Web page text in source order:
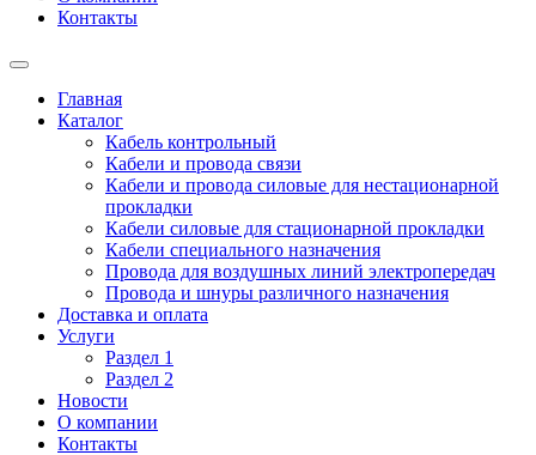
Контакты
Главная
Каталог
Кабель контрольный
Кабели и провода связи
Кабели и провода силовые для нестационарной
прокладки
Кабели силовые для стационарной прокладки
Кабели специального назначения
Провода для воздушных линий электропередач
Провода и шнуры различного назначения
Доставка и оплата
Услуги
Раздел 1
Раздел 2
Новости
О компании
Контакты